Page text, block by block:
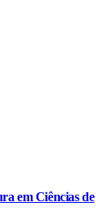
em Ciências de